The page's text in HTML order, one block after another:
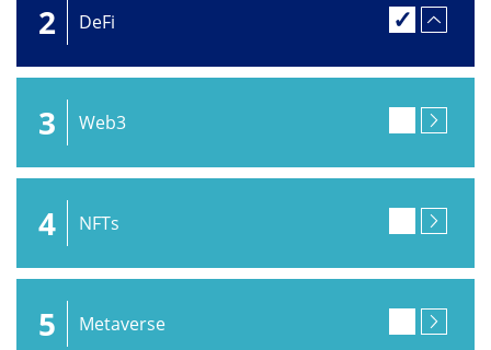
2 DeFi
3 Web3
4 NFTs
5 Metaverse